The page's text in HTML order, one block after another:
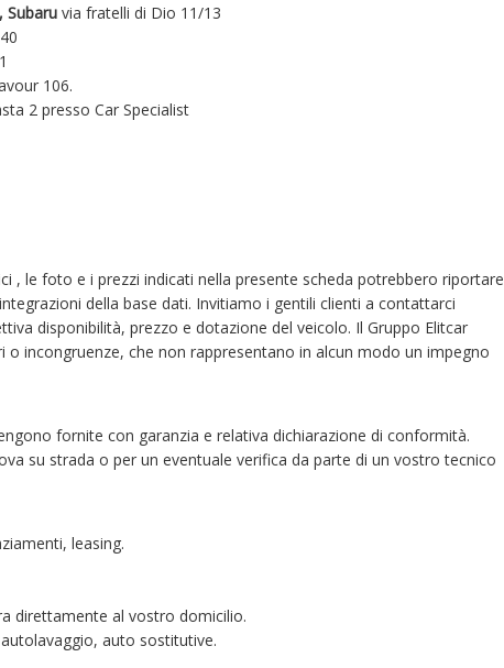
Subaru via fratelli di Dio 11/13
106.
2 presso Car Specialist
, le foto e i prezzi indicati nella presente scheda potrebbero riportare
della base dati. Invitiamo i gentili clienti a contattarci
disponibilità, prezzo e dotazione del veicolo. Il Gruppo Elitcar
incongruenze, che non rappresentano in alcun modo un impegno
fornite con garanzia e relativa dichiarazione di conformità.
su strada o per un eventuale verifica da parte di un vostro tecnico
leasing.
direttamente al vostro domicilio.
auto sostitutive.